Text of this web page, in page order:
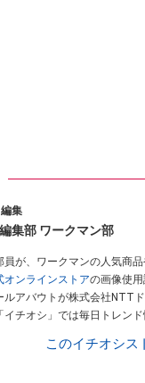
集
集部 ワークマン部
員が、ワークマンの人気商
オンラインストアの画像使
ルアバウトが株式会社NTT
チオシ」では毎日トレンド
このイチオシス